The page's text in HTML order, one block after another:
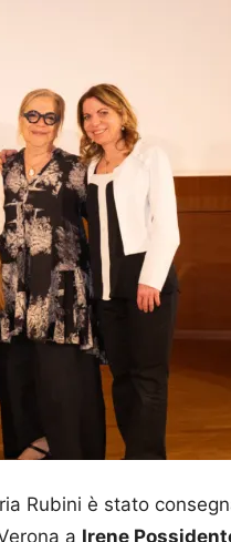
Rubini è stato
a Irene